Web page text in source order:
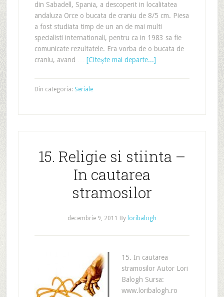
din Sabadell, Spania, a descoperit in localitatea
andaluza Orce o bucata de craniu de 8/5 cm. Piesa
a fost studiata timp de un an de mai multi
specialisti internationali, pentru ca in 1983 sa fie
comunicate rezultatele. Era vorba de o bucata de
craniu, avand … [Citeşte mai departe...]
Din categoria: Seriale
15. Religie si stiinta –
In cautarea
stramosilor
decembrie 9, 2011 By loribalogh
15. In cautarea
stramosilor Autor Lori
Balogh Sursa:
www.loribalogh.ro